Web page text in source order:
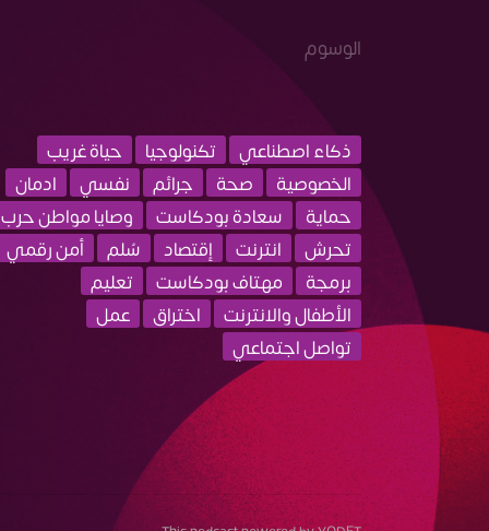
الوسوم
ذكاء اصطناعي تكنولوجيا
حياة غريب
الخصوصية
صحة جرائم نفسي
ادمان
حماية
سعادة بودكاست
وصايا مواطن حرب
تحرش
انترنت إقتصاد سُلم
أمن رقمي
برمجة
مهتاف بودكاست
تعليم
الأطفال والانترنت
اختراق
عمل
تواصل اجتماعي